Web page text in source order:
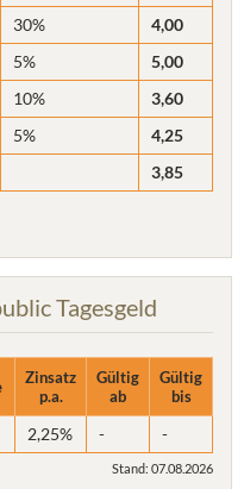
30%
4,00
5%
5,00
10%
3,60
5%
4,25
3,85
Tagesgeld
Zinsatz
p.a.
Gültig
ab
Gültig
bis
2,25% - -
Stand: 07.08.2026